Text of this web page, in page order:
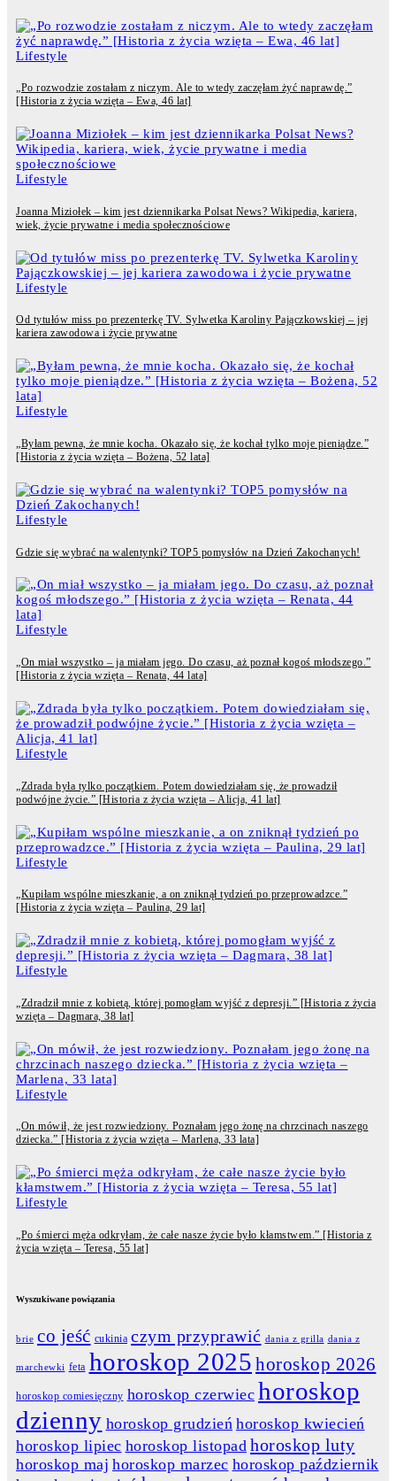
Lifestyle
„Po rozwodzie zostałam z niczym. Ale to wtedy zaczęłam żyć naprawdę.”
[Historia z życia wzięta – Ewa, 46 lat]
Lifestyle
Joanna Miziołek – kim jest dziennikarka Polsat News? Wikipedia, kariera,
wiek, życie prywatne i media społecznościowe
Lifestyle
Od tytułów miss po prezenterkę TV. Sylwetka Karoliny Pajączkowskiej – jej
kariera zawodowa i życie prywatne
Lifestyle
„Byłam pewna, że mnie kocha. Okazało się, że kochał tylko moje pieniądze.”
[Historia z życia wzięta – Bożena, 52 lata]
Lifestyle
Gdzie się wybrać na walentynki? TOP5 pomysłów na Dzień Zakochanych!
Lifestyle
„On miał wszystko – ja miałam jego. Do czasu, aż poznał kogoś młodszego.”
[Historia z życia wzięta – Renata, 44 lata]
Lifestyle
„Zdrada była tylko początkiem. Potem dowiedziałam się, że prowadził
podwójne życie.” [Historia z życia wzięta – Alicja, 41 lat]
Lifestyle
„Kupiłam wspólne mieszkanie, a on zniknął tydzień po przeprowadzce.”
[Historia z życia wzięta – Paulina, 29 lat]
Lifestyle
„Zdradził mnie z kobietą, której pomogłam wyjść z depresji.” [Historia z życia
wzięta – Dagmara, 38 lat]
Lifestyle
„On mówił, że jest rozwiedziony. Poznałam jego żonę na chrzcinach naszego
dziecka.” [Historia z życia wzięta – Marlena, 33 lata]
Lifestyle
„Po śmierci męża odkryłam, że całe nasze życie było kłamstwem.” [Historia z
życia wzięta – Teresa, 55 lat]
Wyszukiwane powiązania
brie co jeść cukinia czym przyprawić dania z grilla dania z
marchewki feta horoskop 2025 horoskop 2026
horoskop comiesięczny horoskop czerwiec horoskop
dzienny horoskop grudzień horoskop kwiecień
horoskop lipiec horoskop listopad horoskop luty
horoskop maj horoskop marzec horoskop październik